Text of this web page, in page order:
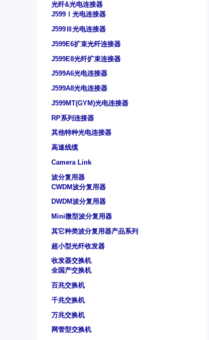
光纤&光电连接器
J599Ⅰ光电连接器
J599Ⅲ光电连接器
J599E6扩束光纤连接器
J599E8光纤扩束连接器
J599A6光电连接器
J599A8光电连接器
J599MT(GYM)光电连接器
RP系列连接器
其他特种光电连接器
高速线缆
Camera Link
波分复用器
CWDM波分复用器
DWDM波分复用器
Mini微型波分复用器
其它种类波分复用器产品系列
超小型光纤收发器
收发器交换机
全国产交换机
百兆交换机
千兆交换机
万兆交换机
网管型交换机